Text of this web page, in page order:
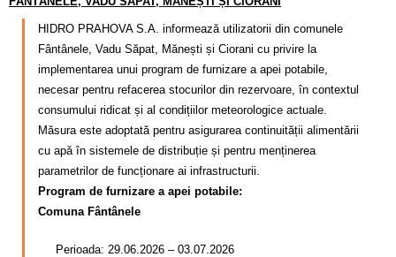
HIDRO PRAHOVA S.A. informează utilizatorii din comunele
Fântânele, Vadu Săpat, Mănești și Ciorani cu privire la
implementarea unui program de furnizare a apei potabile,
necesar pentru refacerea stocurilor din rezervoare, în contextul
consumului ridicat și al condițiilor meteorologice actuale.
Măsura este adoptată pentru asigurarea continuității alimentării
cu apă în sistemele de distribuție și pentru menținerea
parametrilor de funcționare ai infrastructurii.
Program de furnizare a apei potabile:
Comuna Fântânele
Perioada: 29.06.2026 – 03.07.2026